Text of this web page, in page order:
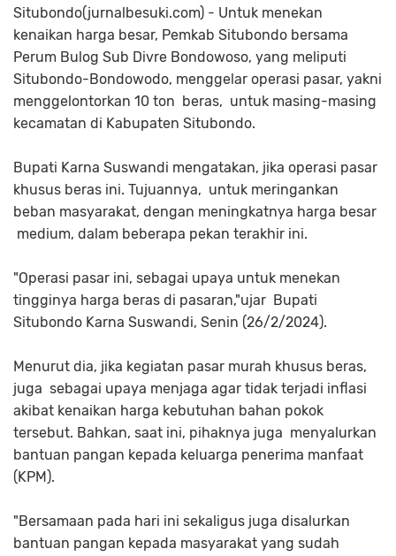
Situbondo(jurnalbesuki.com) - Untuk menekan
kenaikan harga besar, Pemkab Situbondo bersama
Perum Bulog Sub Divre Bondowoso, yang meliputi
Situbondo-Bondowodo, menggelar operasi pasar, yakni
menggelontorkan 10 ton beras, untuk masing-masing
kecamatan di Kabupaten Situbondo.
Bupati Karna Suswandi mengatakan, jika operasi pasar
khusus beras ini. Tujuannya, untuk meringankan
beban masyarakat, dengan meningkatnya harga besar
medium, dalam beberapa pekan terakhir ini.
"Operasi pasar ini, sebagai upaya untuk menekan
tingginya harga beras di pasaran,"ujar Bupati
Situbondo Karna Suswandi, Senin (26/2/2024).
Menurut dia, jika kegiatan pasar murah khusus beras,
juga sebagai upaya menjaga agar tidak terjadi inflasi
akibat kenaikan harga kebutuhan bahan pokok
tersebut. Bahkan, saat ini, pihaknya juga menyalurkan
bantuan pangan kepada keluarga penerima manfaat
(KPM).
"Bersamaan pada hari ini sekaligus juga disalurkan
bantuan pangan kepada masyarakat yang sudah